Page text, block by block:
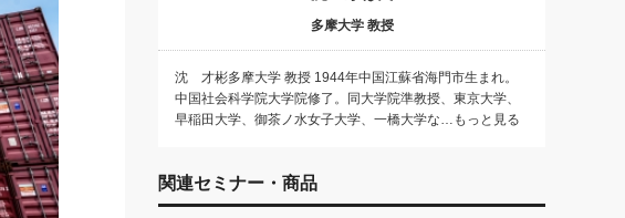
多摩大学 教授
沈 才彬多摩大学 教授 1944年中国江蘇省海門市生まれ。
中国社会科学院大学院修了。同大学院準教授、東京大学、
早稲田大学、御茶ノ水女子大学、一橋大学な…もっと見る
関連セミナー・商品